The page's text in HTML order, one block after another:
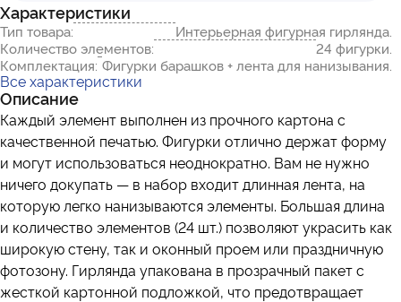
Характеристики
Тип товара:
Интерьерная фигурная гирлянда.
Количество элементов:
24 фигурки.
Комплектация: Фигурки барашков + лента для нанизывания.
Все характеристики
Описание
Каждый элемент выполнен из прочного картона с
качественной печатью. Фигурки отлично держат форму
и могут использоваться неоднократно. Вам не нужно
ничего докупать — в набор входит длинная лента, на
которую легко нанизываются элементы. Большая длина
и количество элементов (24 шт.) позволяют украсить как
широкую стену, так и оконный проем или праздничную
фотозону. Гирлянда упакована в прозрачный пакет с
жесткой картонной подложкой, что предотвращает